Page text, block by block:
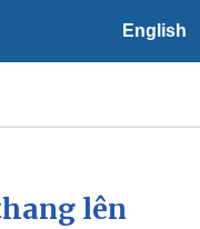
English
lên